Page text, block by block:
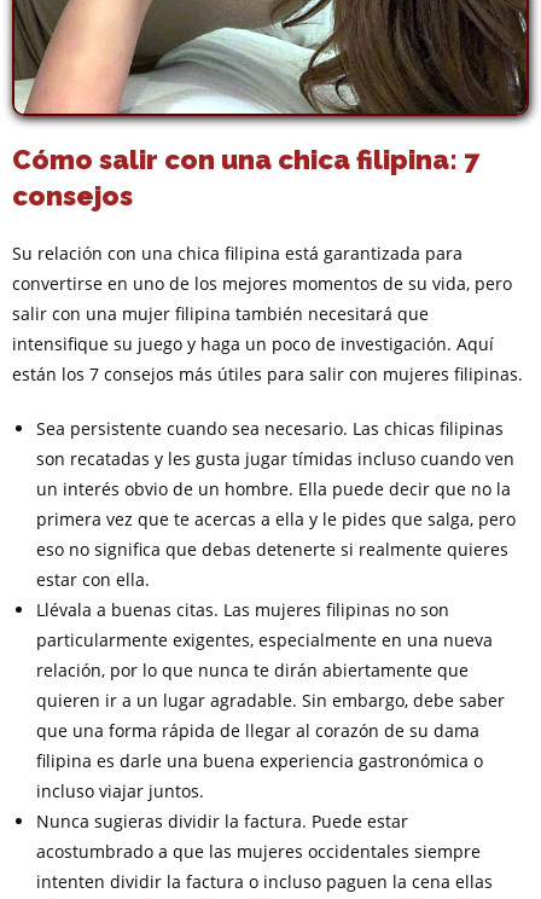
Cómo salir con una chica filipina: 7
consejos
Su relación con una chica filipina está garantizada para
convertirse en uno de los mejores momentos de su vida, pero
salir con una mujer filipina también necesitará que
intensifique su juego y haga un poco de investigación. Aquí
están los 7 consejos más útiles para salir con mujeres filipinas.
Sea persistente cuando sea necesario. Las chicas filipinas
son recatadas y les gusta jugar tímidas incluso cuando ven
un interés obvio de un hombre. Ella puede decir que no la
primera vez que te acercas a ella y le pides que salga, pero
eso no significa que debas detenerte si realmente quieres
estar con ella.
Llévala a buenas citas. Las mujeres filipinas no son
particularmente exigentes, especialmente en una nueva
relación, por lo que nunca te dirán abiertamente que
quieren ir a un lugar agradable. Sin embargo, debe saber
que una forma rápida de llegar al corazón de su dama
filipina es darle una buena experiencia gastronómica o
incluso viajar juntos.
Nunca sugieras dividir la factura. Puede estar
acostumbrado a que las mujeres occidentales siempre
intenten dividir la factura o incluso paguen la cena ellas